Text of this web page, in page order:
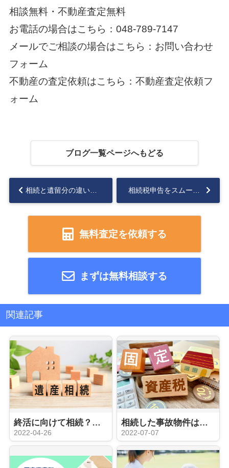
相談無料・不動産査定無料
お電話の場合はこちら： 048-789-7147
メールでご相談の場合はこちら： お問い合わせ
フォーム
不動産の査定依頼はこちら： 不動産査定依頼フ
ォーム
ブログ一覧ページへもどる
相続と遺留分の違いを徹底解説！相続対策に役立つ知識...
無料査定を依頼する
まずは無料相談する
関連記事
終活に向けて相続？売却？空き家の管理方法を解説
2022-04-26
相続した事故物件は固定資産税がかかる？計算方法と減額する方法をご紹介
2022-07-07